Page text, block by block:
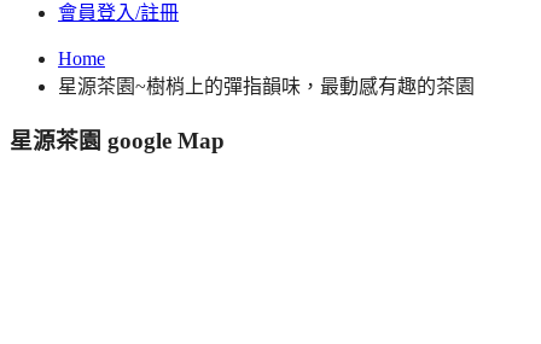
會員登入/註冊
Home
星源茶園~樹梢上的彈指韻味，最動感有趣的茶園
星源茶園 google Map